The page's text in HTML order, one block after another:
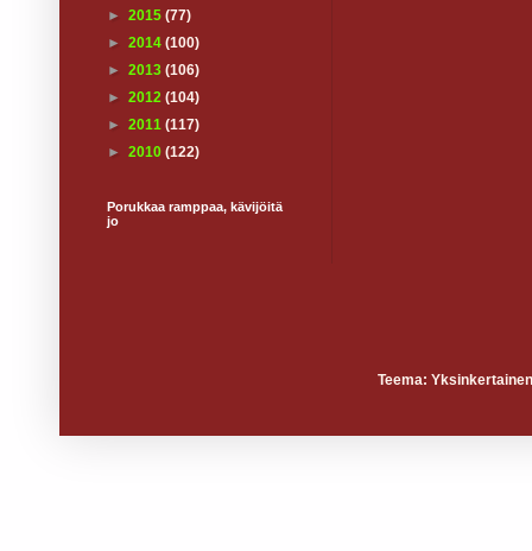
► 2015 (77)
► 2014 (100)
► 2013 (106)
► 2012 (104)
► 2011 (117)
► 2010 (122)
Porukkaa ramppaa, kävijöitä
jo
Teema: